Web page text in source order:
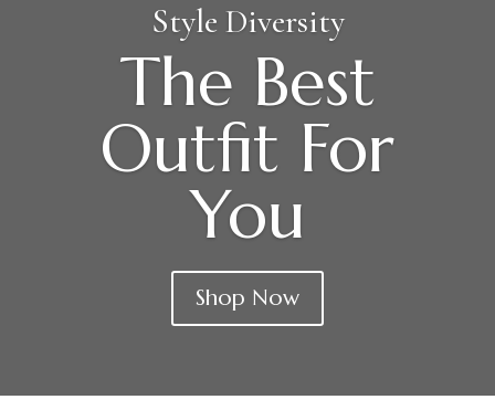
Style Diversity
The Best
Outfit For
You
Shop Now